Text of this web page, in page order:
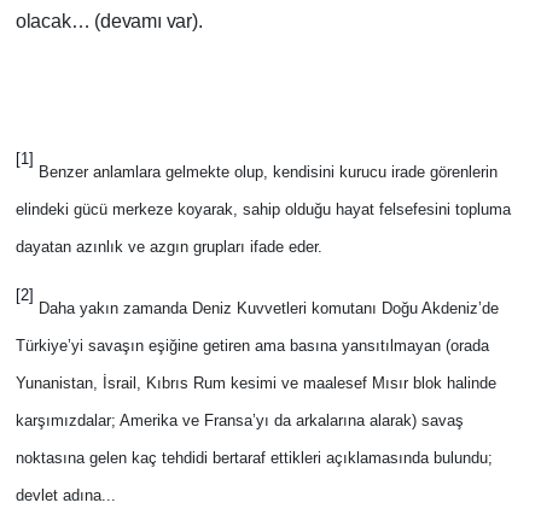
olacak… (devamı var).
[1]
Benzer anlamlara gelmekte olup, kendisini kurucu irade görenlerin
elindeki gücü merkeze koyarak, sahip olduğu hayat felsefesini topluma
dayatan azınlık ve azgın grupları ifade eder.
[2]
Daha yakın zamanda Deniz Kuvvetleri komutanı Doğu Akdeniz’de
Türkiye’yi savaşın eşiğine getiren ama basına yansıtılmayan (orada
Yunanistan, İsrail, Kıbrıs Rum kesimi ve maalesef Mısır blok halinde
karşımızdalar; Amerika ve Fransa’yı da arkalarına alarak) savaş
noktasına gelen kaç tehdidi bertaraf ettikleri açıklamasında bulundu;
devlet adına...